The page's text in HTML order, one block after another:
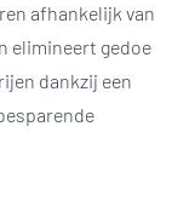
afhankelijk van
elimineert gedoe
dankzij een